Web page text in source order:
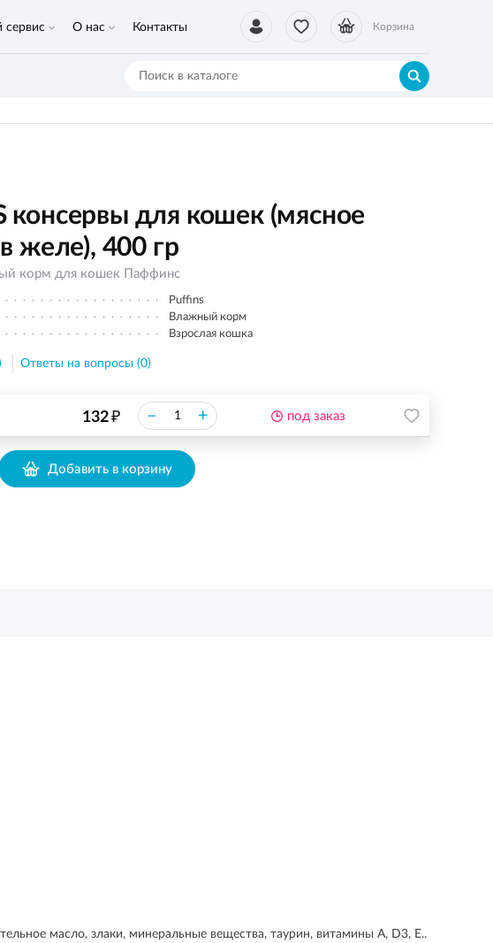
Корзина
сервис О нас Контакты
консервы для кошек (мясное
желе), 400 гр
корм для кошек Паффинс
Puffins
Влажный корм
Взрослая кошка
Ответы на вопросы (0)
132₽ – + под заказ
Добавить в корзину
масло, злаки, минеральные вещества, таурин, витамины А, D3, Е..